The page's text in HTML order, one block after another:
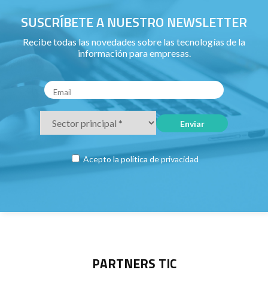
SUSCRÍBETE A NUESTRO NEWSLETTER
Recibe todas las novedades sobre las tecnologías de la
información para empresas.
Acepto la política de privacidad
PARTNERS TIC